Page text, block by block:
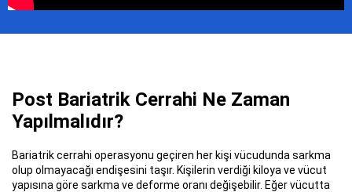
Post Bariatrik Cerrahi Ne Zaman
Yapılmalıdır?
Bariatrik cerrahi operasyonu geçiren her kişi vücudunda sarkma
olup olmayacağı endişesini taşır. Kişilerin verdiği kiloya ve vücut
yapısına göre sarkma ve deforme oranı değişebilir. Eğer vücutta